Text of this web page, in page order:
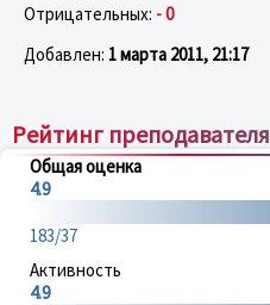
Отрицательных: - 0
Добавлен: 1 марта 2011, 21:17
Рейтинг преподавателя
Общая оценка
4.9
183/37
Активность
4.9